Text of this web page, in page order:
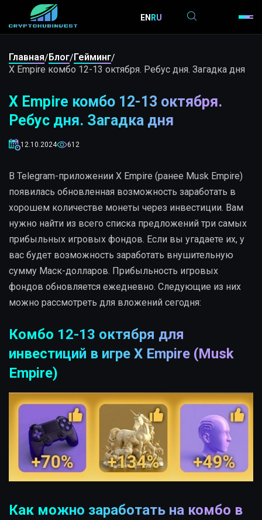
ENRU
Главная/Блог/Гейминг/
X Empire комбо 12-13 октября. Ребус дня. Загадка дня
X Empire комбо 12-13 октября.
Ребус дня. Загадка дня
12.10.2024 612
В Telegram-приложении X Empire (ранее Musk Empire)
появилась обновленная возможность заработать в
хорошем количестве монеты через инвестиции. Вам
нужно найти из всего списка предложений три самых
прибыльных игровых фондов. Если вы угадаете их, у
вас будет возможность заработать внушительную
сумму Маск-долларов. Прибыльность игровых
фондов обновляется ежедневно. Следующие из них
можно рассмотреть для вложений сегодня:
Комбо 12-13 октября для
инвестиций в игре X Empire (Musk
Empire)
Как можно заработать на комбо в